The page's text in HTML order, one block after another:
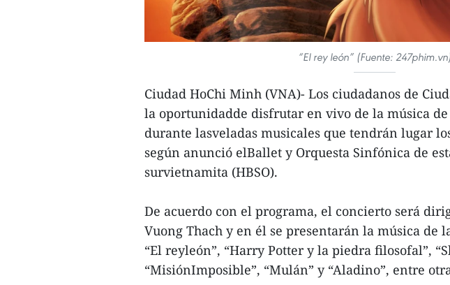
“El rey león” (Fuente:
Ciudad HoChi Minh (VNA)- Los ciudadanos de
la oportunidadde disfrutar en vivo de la música de
durante lasveladas musicales que tendrán lugar
según anunció elBallet y Orquesta Sinfónica de
survietnamita (HBSO).
De acuerdo con el programa, el concierto será
Vuong Thach y en él se presentarán la música de
“El reyleón”, “Harry Potter y la piedra filosofal”,
“MisiónImposible”, “Mulán” y “Aladino”, entre